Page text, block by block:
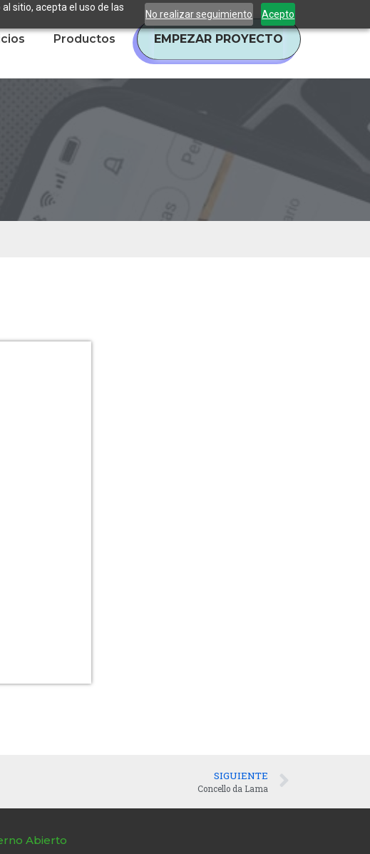
sitio, acepta el uso de las
No realizar seguimiento Acepto
Productos EMPEZAR PROYECTO
SIGUIENTE
Concello da Lama
Abierto